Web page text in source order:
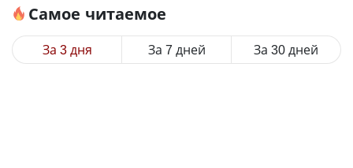
Самое читаемое
За 3 дня За 7 дней За 30 дней